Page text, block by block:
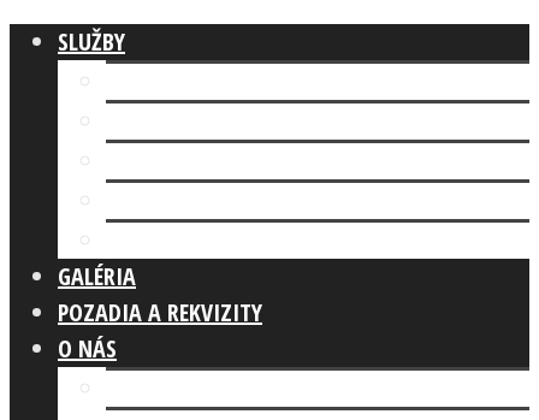
SLUŽBY
GALÉRIA
POZADIA A REKVIZITY
O NÁS